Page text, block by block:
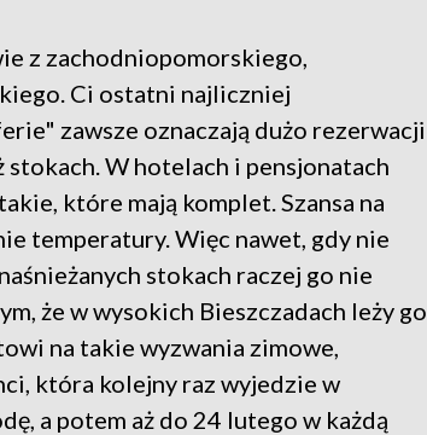
z zachodniopomorskiego,
Ci ostatni najliczniej
zawsze oznaczają dużo rezerwacji
W hotelach i pensjonatach
które mają komplet. Szansa na
temperatury. Więc nawet, gdy nie
stokach raczej go nie
że w wysokich Bieszczadach leży go
na takie wyzwania zimowe,
która kolejny raz wyjedzie w
a potem aż do 24 lutego w każdą